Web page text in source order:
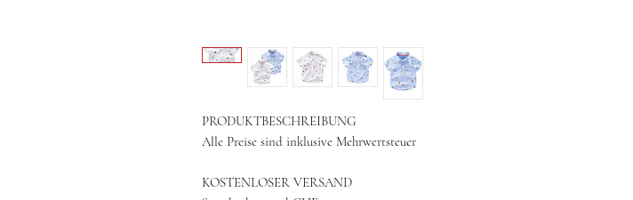
PRODUKTBESCHREIBUNG
Alle Preise sind inklusive Mehrwertsteuer
KOSTENLOSER VERSAND